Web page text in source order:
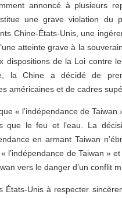
annoncé à plusieurs
une grave violation du
Chine-États-Unis, une
atteinte grave à la
dispositions de la Loi contre
la Chine a décidé de
américaines et de cadres
« l’indépendance de
que le feu et l’eau. La
en armant Taiwan
l’indépendance de Taiwan »
vers le danger d’un conflit
États-Unis à respecter